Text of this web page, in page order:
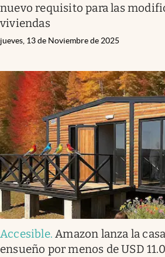
nuevo requisito para las
viviendas
jueves, 13 de Noviembre de 2025
Accesible.Amazon lanza la
ensueño por menos de USD